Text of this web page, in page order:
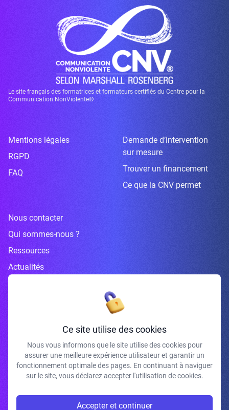
Le site français des formatrices et formateurs certifiés du Centre pour la
Communication NonViolente®
Mentions légales
RGPD
FAQ
Demande d’intervention
sur mesure
Trouver un financement
Ce que la CNV permet
Nous contacter
Qui sommes-nous ?
Ressources
Actualités
Inscrivez-vous à la newsletter
J'accepte de recevoir vos e-mails et confirme avoir pris connaissance de
votre politique de confidentialité et mentions légales.
Ce site utilise des cookies
Nous vous informons que le site utilise des cookies pour
assurer une meilleure expérience utilisateur et garantir un
fonctionnement optimale des pages. En continuant à naviguer
sur le site, vous déclarez accepter l'utilisation de cookies.
Accepter et continuer